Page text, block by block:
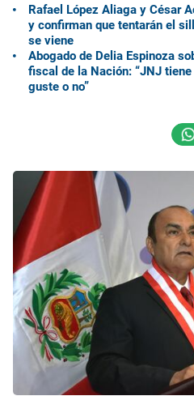
Rafael López Aliaga y César
y confirman que tentarán el
se viene
Abogado de Delia Espinoza
fiscal de la Nación: “JNJ
guste o no”